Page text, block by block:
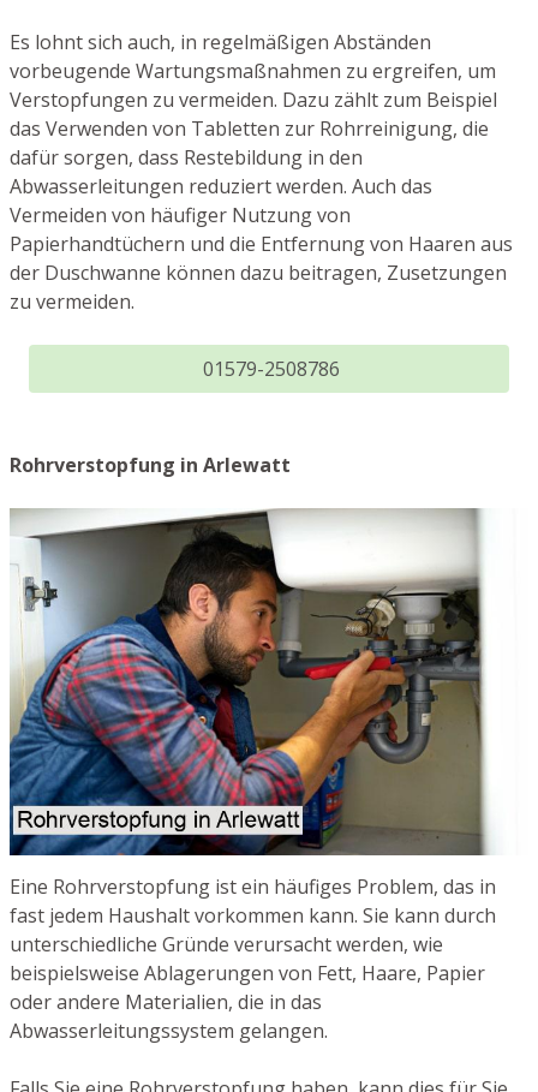
Es lohnt sich auch, in regelmäßigen Abständen
vorbeugende Wartungsmaßnahmen zu ergreifen, um
Verstopfungen zu vermeiden. Dazu zählt zum Beispiel
das Verwenden von Tabletten zur Rohrreinigung, die
dafür sorgen, dass Restebildung in den
Abwasserleitungen reduziert werden. Auch das
Vermeiden von häufiger Nutzung von
Papierhandtüchern und die Entfernung von Haaren aus
der Duschwanne können dazu beitragen, Zusetzungen
zu vermeiden.
01579-2508786
Rohrverstopfung in Arlewatt
Eine Rohrverstopfung ist ein häufiges Problem, das in
fast jedem Haushalt vorkommen kann. Sie kann durch
unterschiedliche Gründe verursacht werden, wie
beispielsweise Ablagerungen von Fett, Haare, Papier
oder andere Materialien, die in das
Abwasserleitungssystem gelangen.